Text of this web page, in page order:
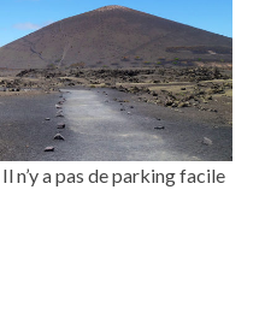
. Il n’y a pas de parking facile